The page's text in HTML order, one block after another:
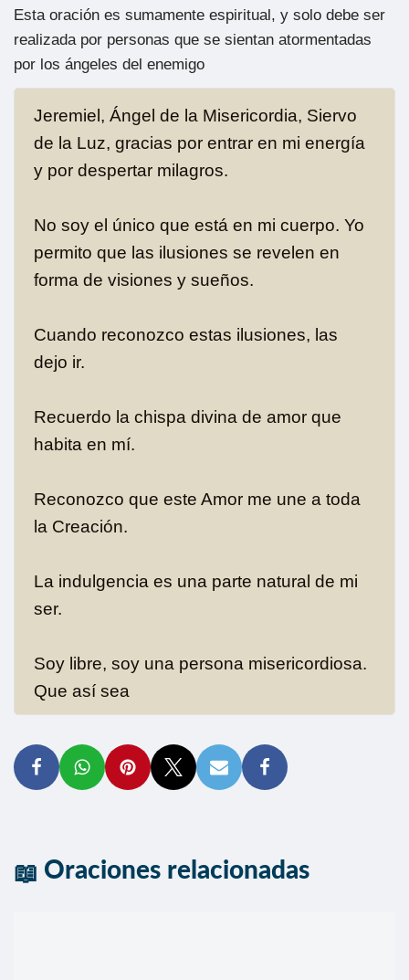
Esta oración es sumamente espiritual, y solo debe ser
realizada por personas que se sientan atormentadas
por los ángeles del enemigo
Jeremiel, Ángel de la Misericordia, Siervo
de la Luz, gracias por entrar en mi energía
y por despertar milagros.
No soy el único que está en mi cuerpo. Yo
permito que las ilusiones se revelen en
forma de visiones y sueños.
Cuando reconozco estas ilusiones, las
dejo ir.
Recuerdo la chispa divina de amor que
habita en mí.
Reconozco que este Amor me une a toda
la Creación.
La indulgencia es una parte natural de mi
ser.
Soy libre, soy una persona misericordiosa.
Que así sea
Oraciones relacionadas